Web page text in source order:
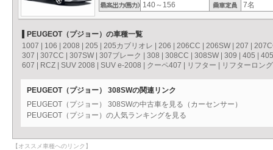
140～156
7名
PEUGEOT（プジョー）の車種一覧
1007
106 2008 205 205カブリオレ 206 206CC 206SW 207
307
307CC 307SW 307ブレーク 308 308CC 308SW 309 405
607
RCZ SUV 2008 SUV e-2008 クーペ407 リフター リフターロング
PEUGEOT（プジョー） 308SWの関連リンク
PEUGEOT（プジョー） 308SWの中古車を見る（カーセンサー）
PEUGEOT（プジョー）の人気ランキングを見る
【オススメ車種へのリンク】